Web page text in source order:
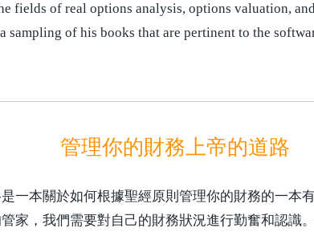
fields of real options analysis, options valuation,
sampling of his books that are pertinent to the
管理你的財務上帝的道路
一本關於如何根據聖經原則管理你的財務的一本
家，我們需要對自己的財務狀況進行勤奮和認識